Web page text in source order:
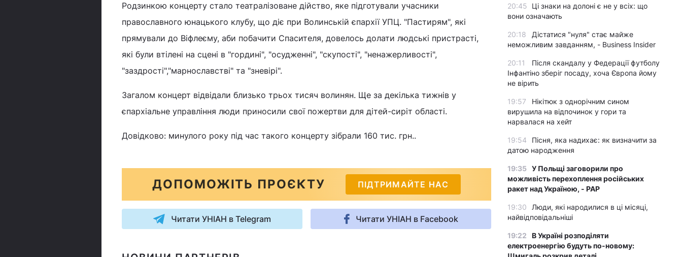
Родзинкою концерту стало театралізоване дійство, яке підготували учасники
православного юнацького клубу, що діє при Волинській єпархії УПЦ. "Пастирям", які
прямували до Віфлеєму, аби побачити Спасителя, довелось долати людські пристрасті,
які були втілені на сцені в "гордині", "осудженні", "скупості", "ненажерливості",
"заздрості","марнославстві" та "зневірі".
Загалом концерт відвідали близько трьох тисяч волинян. Ще за декілька тижнів у
єпархіальне управління люди приносили свої пожертви для дітей-сиріт області.
Довідково: минулого року під час такого концерту зібрали 160 тис. грн..
ДОПОМОЖІТЬ ПРОЄКТУ ПІДТРИМАЙТЕ НАС
Читати УНІАН в Telegram Читати УНІАН в Facebook
20:45
Ці знаки на долоні є не у всіх: що
вони означають
20:18
Дістатися "нуля" стає майже
неможливим завданням, - Business Insider
20:11
Після скандалу у Федерації футболу
Інфантіно зберіг посаду, хоча Європа йому
не вірить
19:57
Нікітюк з однорічним сином
вирушила на відпочинок у гори та
нарвалася на хейт
19:54
Пісня, яка надихає: як визначити за
датою народження
19:35 У Польщі заговорили про
можливість перехоплення російських
ракет над Україною, - PAP
19:30
Люди, які народилися в ці місяці,
найвідповідальніші
19:22
В Україні розподіляти
електроенергію будуть по-новому: